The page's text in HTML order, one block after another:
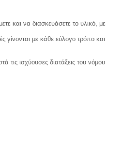
και να διασκευάσετε το υλικό, με
γίνονται με κάθε εύλογο τρόπο και
τις ισχύουσες διατάξεις του νόμου